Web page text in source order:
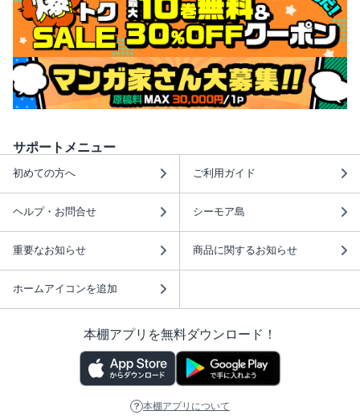
サポートメニュー
初めての方へ ご利用ガイド
ヘルプ・お問合せ シーモア島
重要なお知らせ 商品に関するお知らせ
ホームアイコンを追加
本棚アプリを無料ダウンロード！
本棚アプリについて